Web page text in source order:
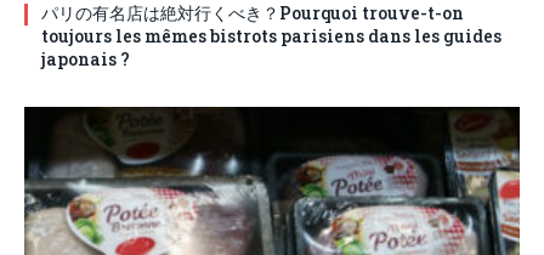
パリの有名店は絶対行くべき？Pourquoi trouve-t-on
toujours les mêmes bistrots parisiens dans les guides
japonais ?